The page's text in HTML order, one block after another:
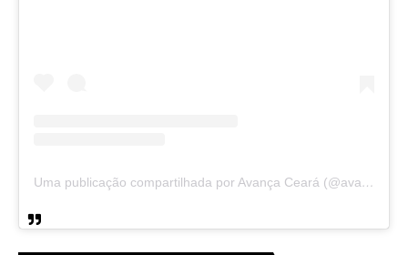
Uma publicação compartilhada por Avança Ceará (@avancaceara)